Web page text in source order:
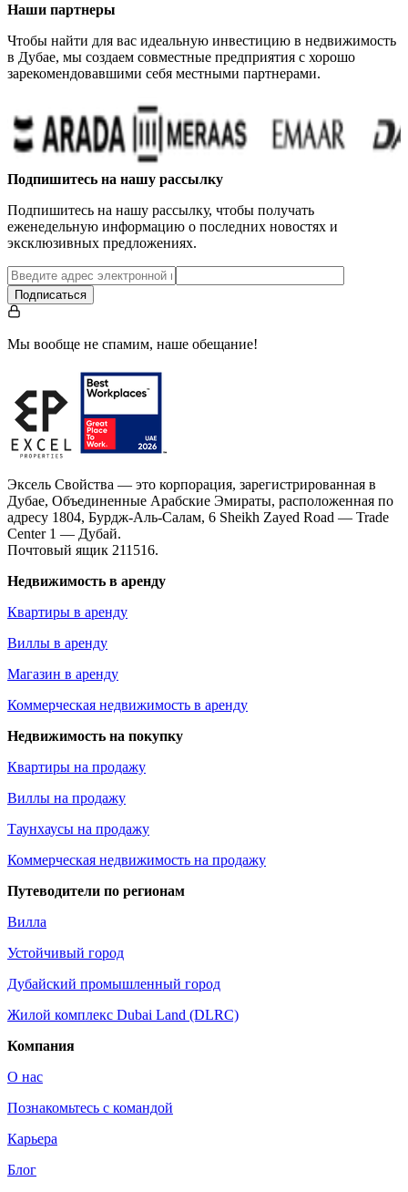
Наши партнеры
Чтобы найти для вас идеальную инвестицию в недвижимость
в Дубае, мы создаем совместные предприятия с хорошо
зарекомендовавшими себя местными партнерами.
Подпишитесь на нашу рассылку
Подпишитесь на нашу рассылку, чтобы получать
еженедельную информацию о последних новостях и
эксклюзивных предложениях.
Подписаться
Мы вообще не спамим, наше обещание!
Эксель Свойства — это корпорация, зарегистрированная в
Дубае, Объединенные Арабские Эмираты, расположенная по
адресу 1804, Бурдж-Аль-Салам, 6 Sheikh Zayed Road — Trade
Center 1 — Дубай.
Почтовый ящик 211516.
Недвижимость в аренду
Квартиры в аренду
Виллы в аренду
Магазин в аренду
Коммерческая недвижимость в аренду
Недвижимость на покупку
Квартиры на продажу
Виллы на продажу
Таунхаусы на продажу
Коммерческая недвижимость на продажу
Путеводители по регионам
Вилла
Устойчивый город
Дубайский промышленный город
Жилой комплекс Dubai Land (DLRC)
Компания
О нас
Познакомьтесь с командой
Карьера
Блог